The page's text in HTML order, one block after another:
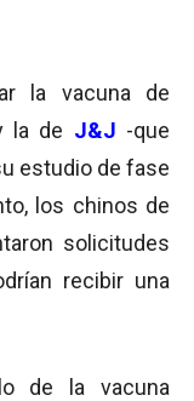
la vacuna de
la de J&J -que
estudio de fase
los chinos de
solicitudes
recibir una
de la vacuna